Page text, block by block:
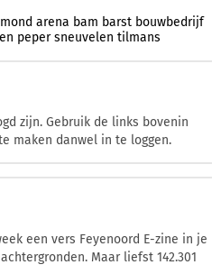
arena bam barst bouwbedrijf
peper sneuvelen tilmans
zijn. Gebruik de links bovenin
maken danwel in te loggen.
een vers Feyenoord E-zine in je
Maar liefst 142.301